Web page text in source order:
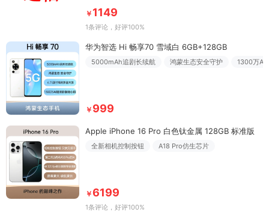
￥ 1149
1条评论 ，好评100%
华为智选 Hi 畅享70 雪域白 6GB+128GB
5000mAh追剧长续航 鸿蒙生态安全守护 1300万AI
￥ 999
Apple iPhone 16 Pro 白色钛金属 128GB 标准版
全新相机控制按钮 A18 Pro仿生芯片
￥6199
1条评论 ，好评100%